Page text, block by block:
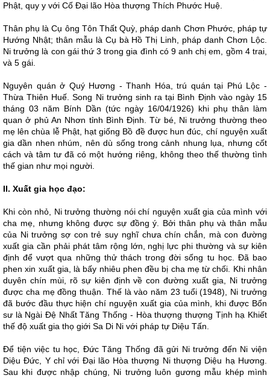
Phật, quy y với Cố Đại lão Hòa thượng Thích Phước Huệ.
Thân phụ là Cụ ông Tôn Thất Quỳ, pháp danh Chơn Phước, pháp tự
Hướng Nhật; thân mẫu là Cụ bà Hồ Thị Linh, pháp danh Chơn Lộc.
Ni trưởng là con gái thứ 3 trong gia đình có 9 anh chị em, gồm 4 trai,
và 5 gái.
Nguyên quán ở Quý Hương - Thanh Hóa, trú quán tại Phú Lộc -
Thừa Thiên Huế. Song Ni trưởng sinh ra tại Bình Định vào ngày 15
tháng 03 năm Bính Dần (tức ngày 16/04/1926) khi phụ thân làm
quan ở phủ An Nhơn tỉnh Bình Định. Từ bé, Ni trưởng thường theo
mẹ lên chùa lễ Phật, hạt giống Bồ đề được hun đúc, chí nguyện xuất
gia dần nhen nhúm, nên dù sống trong cảnh nhung lụa, nhưng cốt
cách và tâm tư đã có một hướng riêng, không theo thế thường tình
thế gian như mọi người.
II. Xuất gia học đạo:
Khi còn nhỏ, Ni trưởng thường nói chí nguyện xuất gia của mình với
cha mẹ, nhưng không được sự đồng ý. Bởi thân phụ và thân mẫu
của Ni trưởng sợ con trẻ suy nghĩ chưa chín chắn, mà con đường
xuất gia cần phải phát tâm rộng lớn, nghị lực phi thường và sự kiên
định để vượt qua những thử thách trong đời sống tu học. Đã bao
phen xin xuất gia, là bấy nhiêu phen đều bị cha mẹ từ chối. Khi nhân
duyên chín mùi, rõ sự kiên định về con đường xuất gia, Ni trưởng
được cha mẹ đồng thuận. Thế là vào năm 23 tuổi (1948), Ni trưởng
đã bước đầu thực hiện chí nguyện xuất gia của mình, khi được Bổn
sư là Ngài Đệ Nhất Tăng Thống - Hòa thượng thượng Tịnh hạ Khiết
thế độ xuất gia thọ giới Sa Di Ni với pháp tự Diệu Tấn.
Để tiện việc tu học, Đức Tăng Thống đã gửi Ni trưởng đến Ni viện
Diệu Đức, Y chỉ với Đại lão Hòa thượng Ni thượng Diệu hạ Hương.
Sau khi được nhập chúng, Ni trưởng luôn gương mẫu khép mình